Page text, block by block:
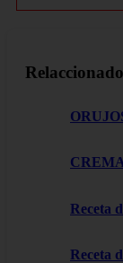
Receta
Receta